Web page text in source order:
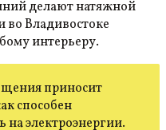
делают натяжной
во Владивостоке
интерьеру.
приносит
способен
на электроэнергии.